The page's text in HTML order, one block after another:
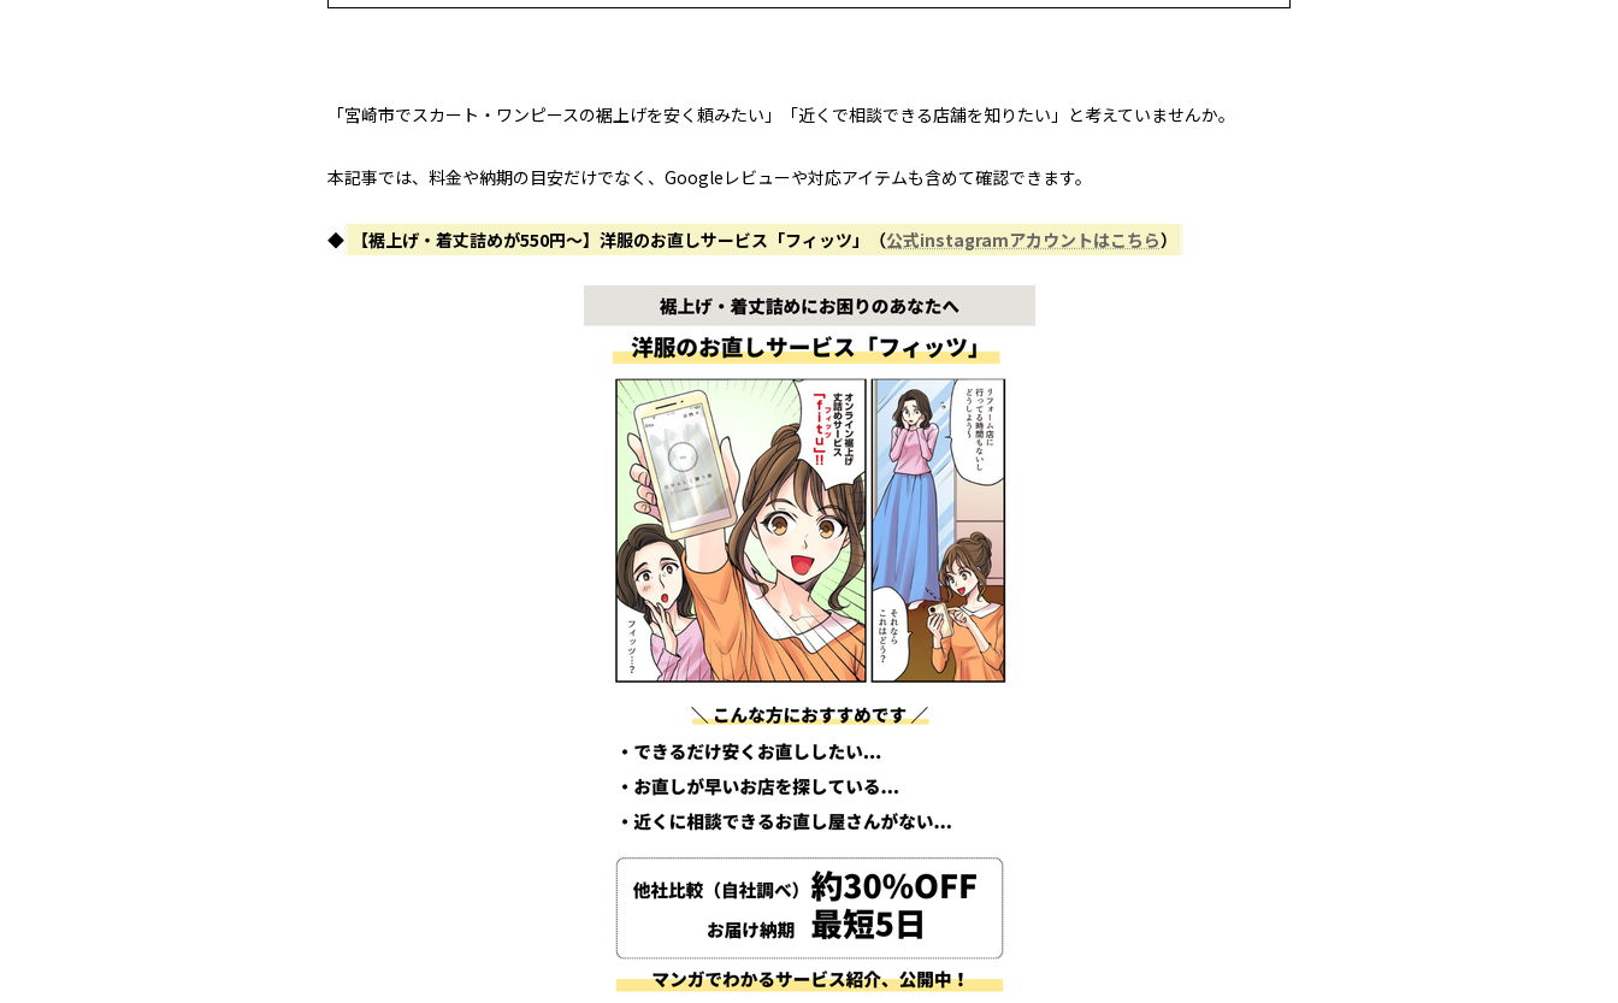
「宮崎市でスカート・ワンピースの裾上げを安く頼みたい」「近くで相談できる店舗を知りたい」と考えていませんか。
本記事では、料金や納期の目安だけでなく、Googleレビューや対応アイテムも含めて確認できます。
◆ 【裾上げ・着丈詰めが550円〜】洋服のお直しサービス「フィッツ」（公式instagramアカウントはこちら）